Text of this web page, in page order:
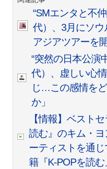
“SMエンタと不
代）、3月にソウ
アジアツアーを
“突然の日本公演
代）、虚しい心
じ…この感情を
か」
【情報】ベスト
読む』のキム・
ーティストを通
籍『K-POPを読む